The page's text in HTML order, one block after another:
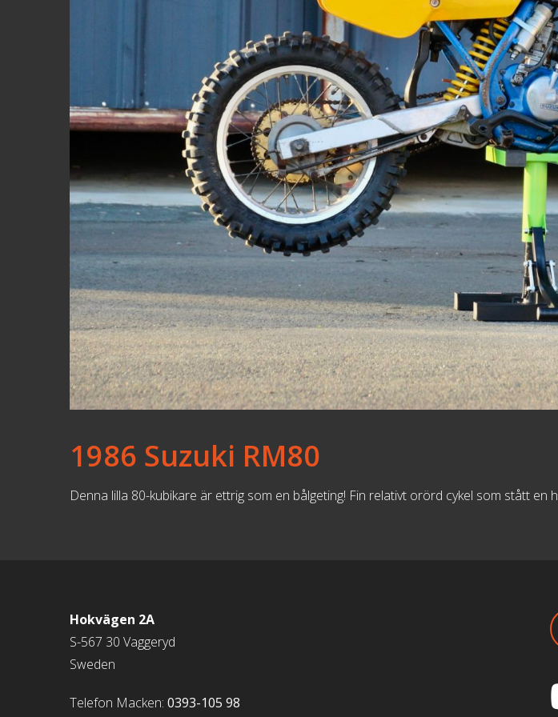
1986 Suzuki RM80
Denna lilla 80-kubikare är ettrig som en bålgeting! Fin relativt orörd cykel som stått
Hokvägen 2A
S-567 30 Vaggeryd
Sweden
Telefon Macken: 0393-105 98